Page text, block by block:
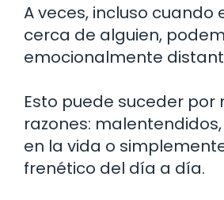
A veces, incluso cuando
cerca de alguien,
emocionalmente
Esto puede suceder por
razones:
en la vida o
frenético del día a día.